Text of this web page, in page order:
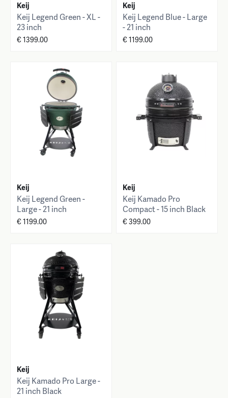
Keij
Keij Legend Green - XL -
23 inch
€ 1399.00
Keij
Keij Legend Blue - Large
- 21 inch
€ 1199.00
Keij
Keij Legend Green -
Large - 21 inch
€ 1199.00
Keij
Keij Kamado Pro
Compact - 15 inch Black
€ 399.00
Keij
Keij Kamado Pro Large -
21 inch Black